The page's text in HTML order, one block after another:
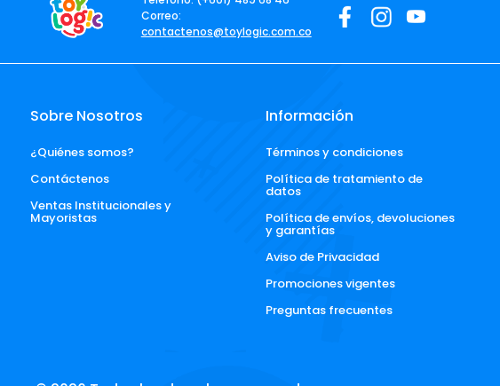
Correo:
contactenos@toylogic.com.co
Sobre Nosotros
¿Quiénes somos?
Contáctenos
Ventas Institucionales y
Mayoristas
Información
Términos y condiciones
Política de tratamiento de
datos
Política de envíos, devoluciones
y garantías
Aviso de Privacidad
Promociones vigentes
Preguntas frecuentes